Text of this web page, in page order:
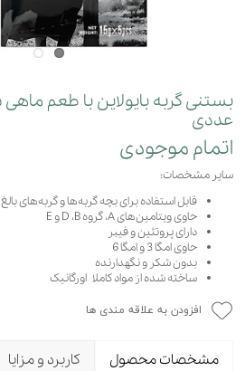
عددی
اتمام موجودی
سایر مشخصات:
قابل استفاده برای بچه گربه‌ها و گربه‌های بالغ
حاوی ویتامین‌های A، گروه D ،B و E
دارای پروتئین و فیبر
حاوی امگا 3 و امگا 6
بدون شکر و نگهدارنده
ساخته شده از مواد کاملا اورگانیک
افزودن به علاقه مندی ها
مشخصات محصول کاربرد و مزایا